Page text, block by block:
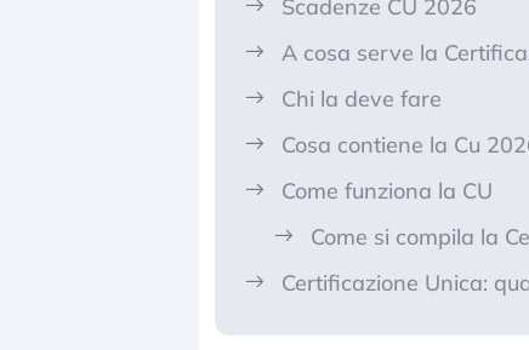
Scadenze CU 2026
A cosa serve la
Chi la deve fare
Cosa contiene la Cu
Come funziona la CU
Come si compila la
Certificazione Unica: